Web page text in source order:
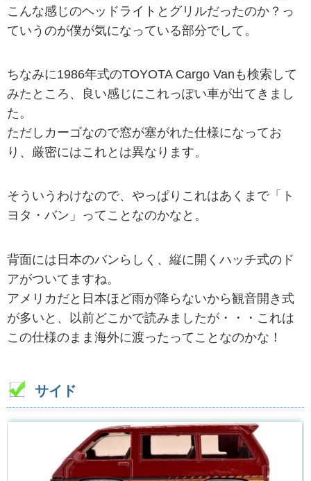
こんな感じのヘッドライトとグリルだったのか？っ
ていうのが僕が気になっている部分でして。
ちなみに1986年式のTOYOTA Cargo Vanも検索して
みたところ、良い感じにこれっぽい車が出てきまし
た。
ただしカーゴなので窓が塞がれた仕様になってお
り、厳密にはこれとは異なります。
そういうわけなので、やっぱりこれはあくまで「ト
ヨタ・バン」ってことなのかなと。
背面には日本のバンらしく、縦に開くハッチ式のド
アがついてますね。
アメリカだと日本ほど雨が降らないから観音開き式
が多いと、以前どこかで読みましたが・・・これは
この仕様のまま海外に渡ったってことなのかな！
サイド